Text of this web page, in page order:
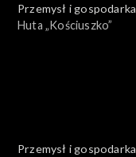
Przemysł i gospodarka
Huta „Kościuszko”
Przemysł i gospodarka